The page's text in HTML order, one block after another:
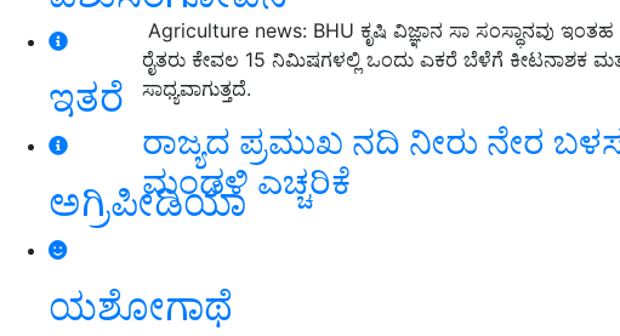
ಇತರೆ
ಅಗ್ರಿಪೀಡಿಯಾ
ಯಶೋಗಾಥೆ
Agriculture news: BHU ಕೃಷಿ ವಿಜ್ಞಾನ ಸಾ ಸಂಸ್ಥಾನವು
ರೈತರು ಕೇವಲ 15 ನಿಮಿಷಗಳಲ್ಲಿ ಒಂದು ಎಕರೆ ಬೆಳೆಗೆ ಕೀಟನಾಶಕ
ಸಾಧ್ಯವಾಗುತ್ತದೆ.
ರಾಜ್ಯದ ಪ್ರಮುಖ ನದಿ ನೀರು ನೇರ
ಮಂಡಳಿ ಎಚ್ಚರಿಕೆ